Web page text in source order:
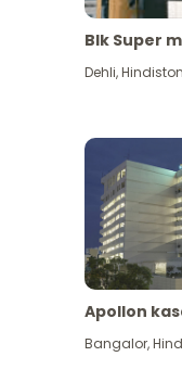
Blk Super
Dehli,Hindiston
Apollon
Bangalor,